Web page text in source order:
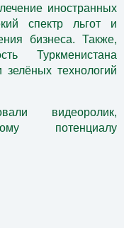
иностранных
спектр льгот и
бизнеса. Также,
Туркменистана
зелёных технологий
видеоролик,
потенциалу